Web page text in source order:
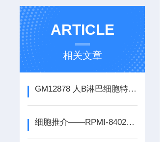
ARTICLE
相关文章
GM12878 人B淋巴细胞特点和应用 冻存条件 培养条件
细胞推介——RPMI-8402人急性T淋巴细胞白血病细胞